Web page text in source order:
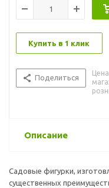
Купить в 1 клик
Поделиться
Описание
Садовые фигурки,
существенных